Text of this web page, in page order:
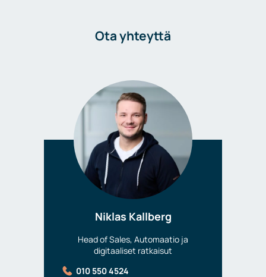
Ota yhteyttä
Niklas Kallberg
Head of Sales, Automaatio ja
digitaaliset ratkaisut
010 550 4524